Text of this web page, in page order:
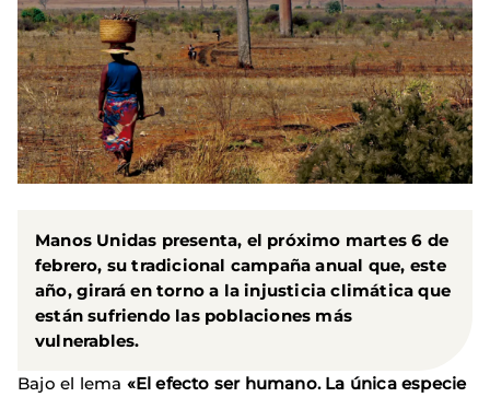
Manos Unidas presenta, el próximo martes 6 de
febrero, su tradicional campaña anual que, este
año, girará en torno a la injusticia climática que
están sufriendo las poblaciones más
vulnerables.
Bajo el lema «El efecto ser humano. La única especie